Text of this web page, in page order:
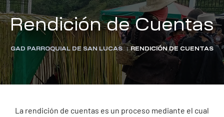
Rendición de Cuentas
GAD PARROQUIAL DE SAN LUCAS : RENDICIÓN DE CUENTAS
La rendición de cuentas es un proceso mediante el cual